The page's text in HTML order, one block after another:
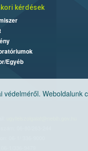
Weboldalunk
kérdések
Egyéb